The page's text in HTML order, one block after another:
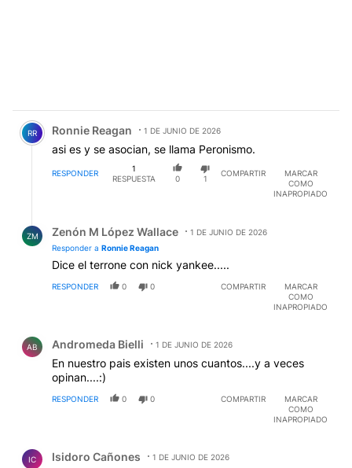
Comentario de Ronnie Reagan.
RR Ronnie Reagan 1 DE JUNIO DE 2026
asi es y se asocian, se llama Peronismo.
RESPONDER
1
RESPUESTA
0 1
COMPARTIR
MARCAR
COMO
INAPROPIADO
ZM Zenón M López Wallace
1 DE JUNIO DE 2026
Responder a Ronnie Reagan
Dice el terrone con nick yankee.....
RESPONDER 0 0 COMPARTIR
MARCAR
COMO
INAPROPIADO
AB Andromeda Bielli 1 DE JUNIO DE 2026
En nuestro pais existen unos cuantos....y a veces
opinan....:)
RESPONDER 0 0 COMPARTIR
MARCAR
COMO
INAPROPIADO
IC Isidoro Cañones 1 DE JUNIO DE 2026